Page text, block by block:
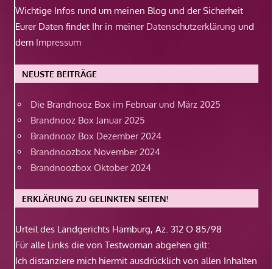
Wichtige Infos rund um meinen Blog und der Sicherheit
Eurer Daten findet Ihr in meiner Datenschutzerklärung und
dem Impressum
NEUSTE BEITRÄGE
Die Brandnooz Box im Februar und März 2025
Brandnooz Box Januar 2025
Brandnooz Box Dezember 2024
Brandnoozbox November 2024
Brandnoozbox Oktober 2024
ERKLÄRUNG ZU GELINKTEN SEITEN!
Urteil des Landgerichts Hamburg, Az. 312 O 85/98
Für alle Links die von Testwoman abgehen gilt:
Ich distanziere mich hiermit ausdrücklich von allen Inhalten